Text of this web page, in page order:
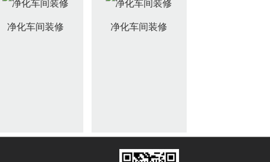
净化车间装修 净化车间装修